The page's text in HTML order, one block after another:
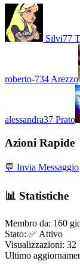
Silvi77
roberto-734 Arezzo
alessandra37 Prato
Azioni Rapide
💬 Invia Messaggio
📊 Statistiche
Membro da: 160
Stato: ✅ Attivo
Visualizzazioni: 32
Ultimo